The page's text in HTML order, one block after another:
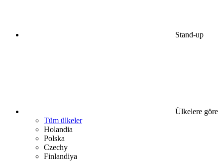
Stand-up
Ülkelere göre
Tüm ülkeler
Holandia
Polska
Czechy
Finlandiya